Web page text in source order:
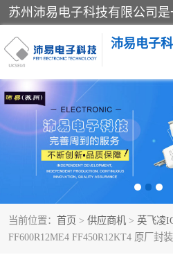
沛易电子
当前位置： 首页 > 供应商机 > 英飞凌
FF600R12ME4 FF450R12KT4 原厂封装
西门康
快恢复二极管
英飞凌可控硅模块
SEMIKRON西门康IGBT